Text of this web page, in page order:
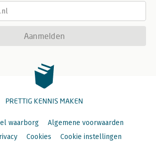
Aanmelden
PRETTIG KENNIS MAKEN
waarborg
Algemene voorwaarden
Cookies Cookie instellingen